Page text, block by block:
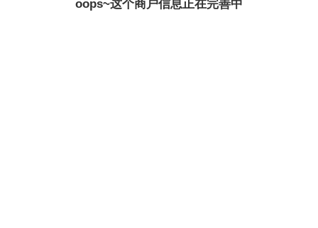
oops~这个商户信息正在完善中